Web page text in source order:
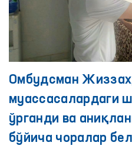
Омбудсман
муассасалардаги
ўрганди ва
бўйича чоралар